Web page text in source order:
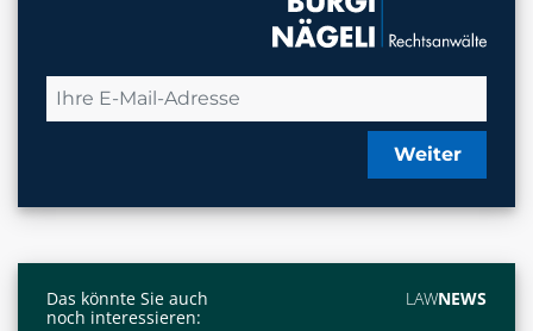
Weiter
Das könnte Sie auch
noch interessieren:
LAWNEWS